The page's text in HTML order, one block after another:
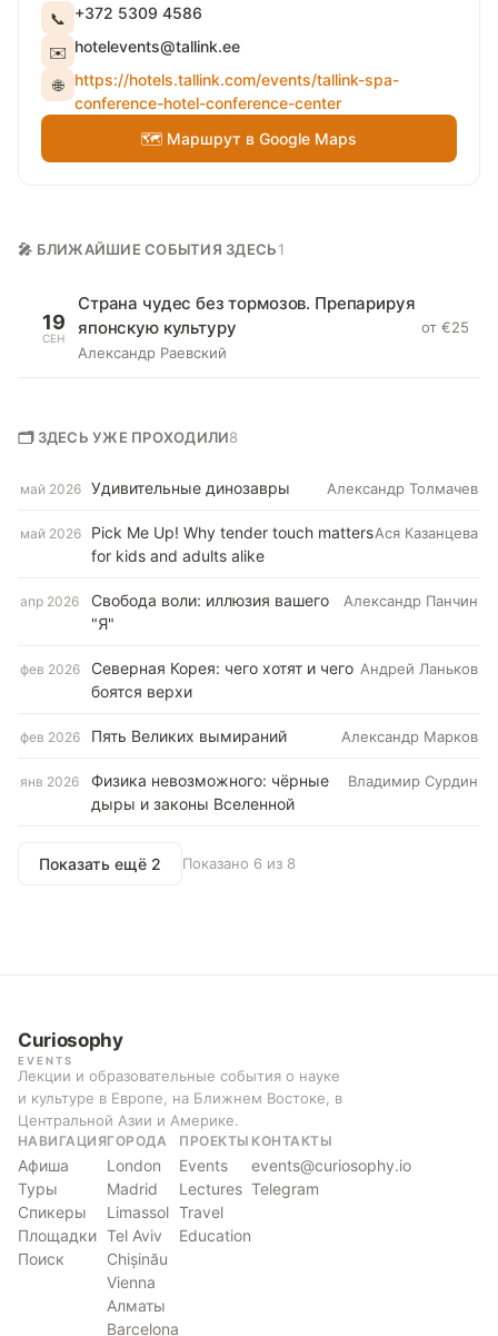
📞 +372 5309 4586
✉️ hotelevents@tallink.ee
🌐
https://hotels.tallink.com/events/tallink-spa-
conference-hotel-conference-center
🗺 Маршрут в Google Maps
🎤 БЛИЖАЙШИЕ СОБЫТИЯ ЗДЕСЬ1
19
СЕН
Страна чудес без тормозов. Препарируя
японскую культуру
Александр Раевский
от €25
🗂 ЗДЕСЬ УЖЕ ПРОХОДИЛИ8
май 2026 Удивительные динозавры Александр Толмачев
май 2026
Pick Me Up! Why tender touch matters
for kids and adults alike
Ася Казанцева
апр 2026
Свобода воли: иллюзия вашего
"Я"
Александр Панчин
фев 2026
Северная Корея: чего хотят и чего
боятся верхи
Андрей Ланьков
фев 2026 Пять Великих вымираний Александр Марков
янв 2026
Физика невозможного: чёрные
дыры и законы Вселенной
Владимир Сурдин
Показать ещё 2 Показано 6 из 8
Curiosophy
EVENTS
Лекции и образовательные события о науке
и культуре в Европе, на Ближнем Востоке, в
Центральной Азии и Америке.
НАВИГАЦИЯ
Афиша
Туры
Спикеры
Площадки
Поиск
ГОРОДА
London
Madrid
Limassol
Tel Aviv
Chișinău
Vienna
Алматы
Barcelona
ПРОЕКТЫ
Events
Lectures
Travel
Education
КОНТАКТЫ
events@curiosophy.io
Telegram